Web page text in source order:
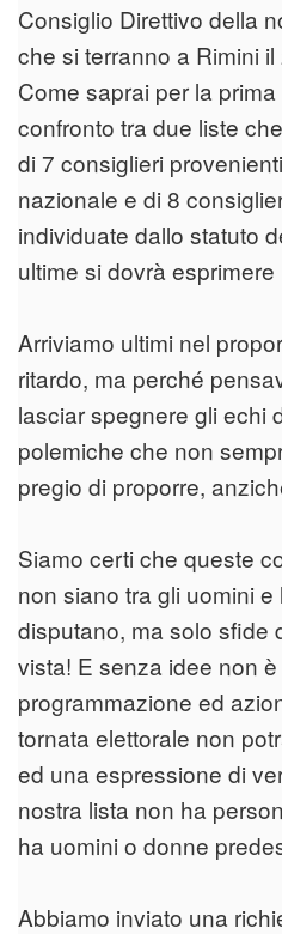
Consiglio Direttivo della
che si terranno a Rimini
Come saprai per la
confronto tra due liste
di 7 consiglieri
nazionale e di 8
individuate dallo statuto
ultime si dovrà
Arriviamo ultimi nel
ritardo, ma perché
lasciar spegnere gli echi
polemiche che non
pregio di proporre,
Siamo certi che queste
non siano tra gli uomini
disputano, ma solo sfide
vista! E senza idee non
programmazione ed
tornata elettorale non
ed una espressione di
nostra lista non ha
ha uomini o donne
Abbiamo inviato una